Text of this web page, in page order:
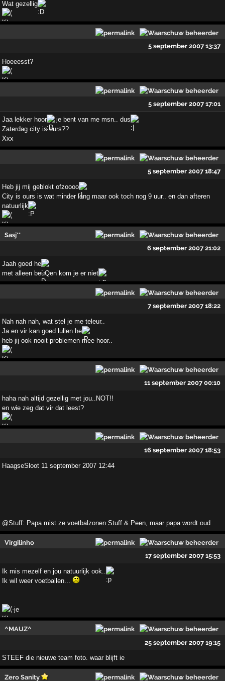
Wat gezellig
5 september 2007 13:37
Hoeeesst?
5 september 2007 17:01
Jaa lekker hoor
je bent van me msn.. dus
Zaterdag city is ours??
Xxx
5 september 2007 18:47
Heb jij mij geblokt ofzoooo
City is ours is wat minder lang maar ook toch nog 9 uur.. en dan afteren
natuurlijk
Sasj**
6 september 2007 21:02
Jaah goed he
met alleen beuQen kom je er niet
7 september 2007 18:22
Nah nah nah, wat stel je me teleur..
Ja en vir kan goed lullen he
heb jij ook nooit problemen mee hoor..
11 september 2007 00:10
haha nah altijd gezellig met jou..NOT!!
en wie zeg dat vir dat leest?
16 september 2007 18:53
HaagseSloot 11 september 2007 12:44
@Stuff: Papa mist ze voetbalzonen Stuff & Peen, maar papa wordt oud
Virgilinho
17 september 2007 15:53
Ik mis mezelf en jou natuurlijk ook..
Ik wil weer voetballen...
-je
^MAUZ^
25 september 2007 19:15
STEEF die nieuwe team foto. waar blijft ie
Zero Sanity